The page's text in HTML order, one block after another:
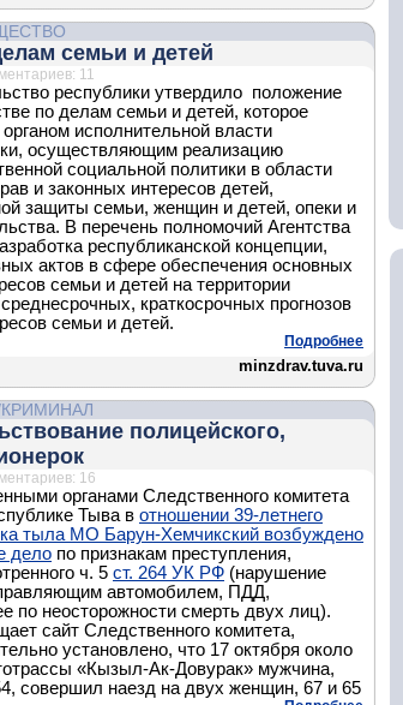
семьи и детей
11
республики утвердило положение
по делам семьи и детей, которое
исполнительной власти
осуществляющим реализацию
социальной политики в области
и законных интересов детей,
защиты семьи, женщин и детей, опеки и
В перечень полномочий Агентства
республиканской концепции,
актов в сфере обеспечения основных
семьи и детей на территории
краткосрочных прогнозов
семьи и детей.
Подробнее
minzdrav.tuva.ru
полицейского,
16
органами Следственного комитета
Тыва в отношении 39-летнего
тыла МО Барун-Хемчикский возбуждено
дело по признакам преступления,
ч. 5 ст. 264 УК РФ (нарушение
автомобилем, ПДД,
по неосторожности смерть двух лиц).
сайт Следственного комитета,
установлено, что 17 октября около
«Кызыл-Ак-Довурак» мужчина,
совершил наезд на двух женщин, 67 и 65